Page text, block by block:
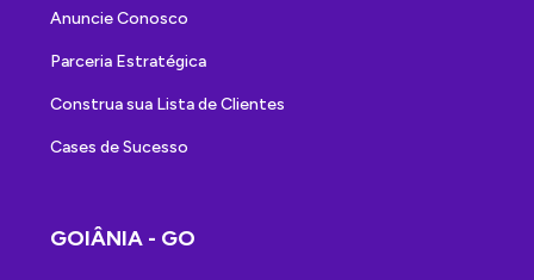
Anuncie Conosco
Parceria Estratégica
Construa sua Lista de Clientes
Cases de Sucesso
GOIÂNIA - GO